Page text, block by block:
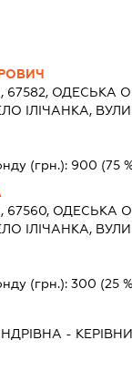
67582, ОДЕСЬКА
ІЛІЧАНКА,
(грн.): 900 (75
67560, ОДЕСЬКА
ІЛІЧАНКА,
(грн.):300 (25
-